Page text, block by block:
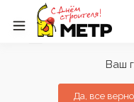
Ваш
Да, все верно